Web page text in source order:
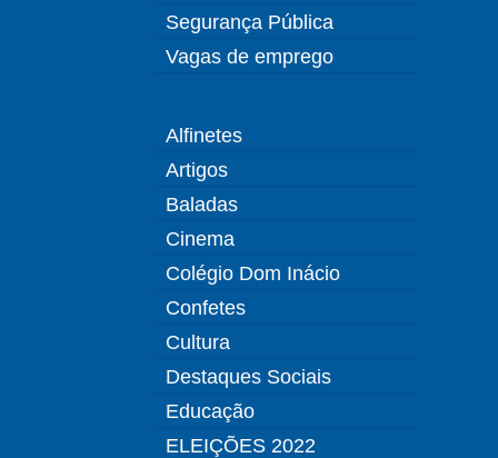
Segurança Pública
Vagas de emprego
Alfinetes
Artigos
Baladas
Cinema
Colégio Dom Inácio
Confetes
Cultura
Destaques Sociais
Educação
ELEIÇÕES 2022